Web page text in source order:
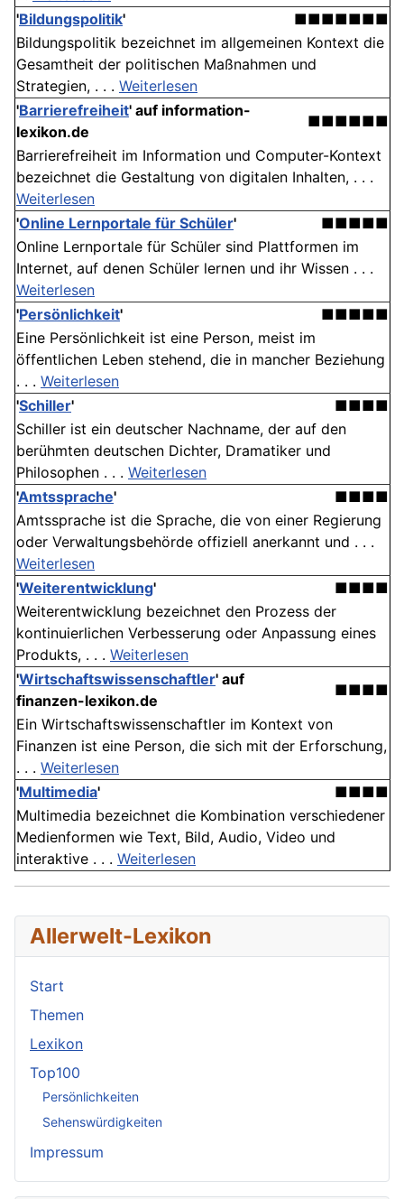
'Bildungspolitik'
■■■■■■■
Bildungspolitik bezeichnet im allgemeinen Kontext die
Gesamtheit der politischen Maßnahmen und
Strategien, . . . Weiterlesen
'Barrierefreiheit' auf information-
lexikon.de
■■■■■■
Barrierefreiheit im Information und Computer-Kontext
bezeichnet die Gestaltung von digitalen Inhalten, . . .
Weiterlesen
'Online Lernportale für Schüler'
■■■■■
Online Lernportale für Schüler sind Plattformen im
Internet, auf denen Schüler lernen und ihr Wissen . . .
Weiterlesen
'Persönlichkeit'
■■■■■
Eine Persönlichkeit ist eine Person, meist im
öffentlichen Leben stehend, die in mancher Beziehung
. . . Weiterlesen
'Schiller'
■■■■
Schiller ist ein deutscher Nachname, der auf den
berühmten deutschen Dichter, Dramatiker und
Philosophen . . . Weiterlesen
'Amtssprache'
■■■■
Amtssprache ist die Sprache, die von einer Regierung
oder Verwaltungsbehörde offiziell anerkannt und . . .
Weiterlesen
'Weiterentwicklung'
■■■■
Weiterentwicklung bezeichnet den Prozess der
kontinuierlichen Verbesserung oder Anpassung eines
Produkts, . . . Weiterlesen
'Wirtschaftswissenschaftler' auf
finanzen-lexikon.de
■■■■
Ein Wirtschaftswissenschaftler im Kontext von
Finanzen ist eine Person, die sich mit der Erforschung,
. . . Weiterlesen
'Multimedia'
■■■■
Multimedia bezeichnet die Kombination verschiedener
Medienformen wie Text, Bild, Audio, Video und
interaktive . . . Weiterlesen
Allerwelt-Lexikon
Start
Themen
Lexikon
Top100
Persönlichkeiten
Sehenswürdigkeiten
Impressum